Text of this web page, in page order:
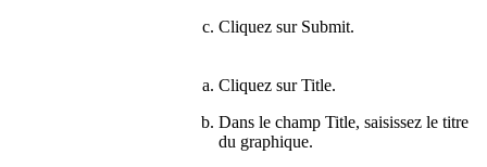
Cliquez sur Submit.
Cliquez surTitle.
Dans le champ Title, saisissez le titre
du graphique.